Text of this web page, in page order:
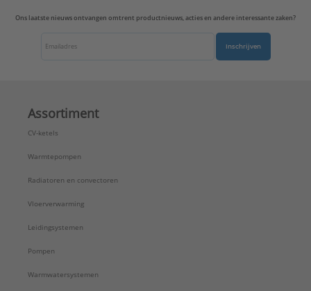
Ons laatste nieuws ontvangen omtrent productnieuws, acties en andere interessante zaken?
Inschrijven
Assortiment
CV-ketels
Warmtepompen
Radiatoren en convectoren
Vloerverwarming
Leidingsystemen
Pompen
Warmwatersystemen